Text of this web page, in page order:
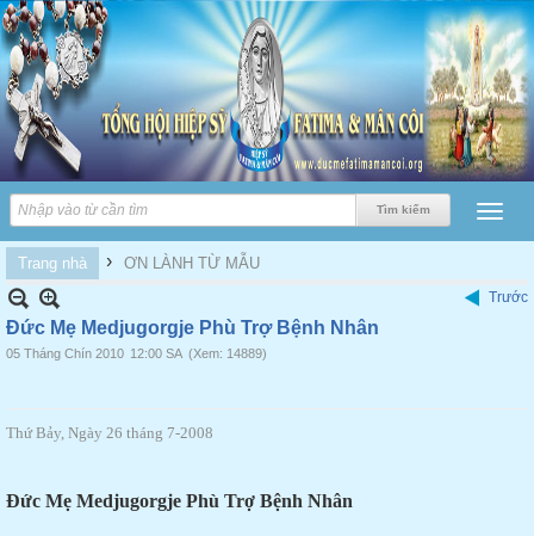
Trang nhà › ƠN LÀNH TỪ MẪU
Trước
Đức Mẹ Medjugorgje Phù Trợ Bệnh Nhân
05 Tháng Chín 2010 12:00 SA (Xem: 14889)
Thứ Bảy, Ngày 26 tháng 7-2008
Đức Mẹ Medjugorgje Phù Trợ Bệnh Nhân